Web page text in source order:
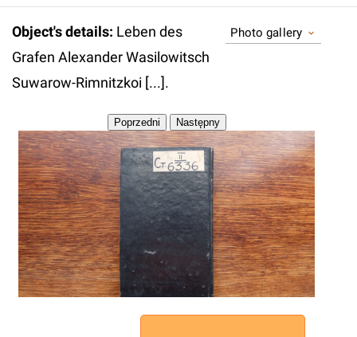
Object's details: Leben des
Grafen Alexander Wasilowitsch
Suwarow-Rimnitzkoi [...].
Photo gallery